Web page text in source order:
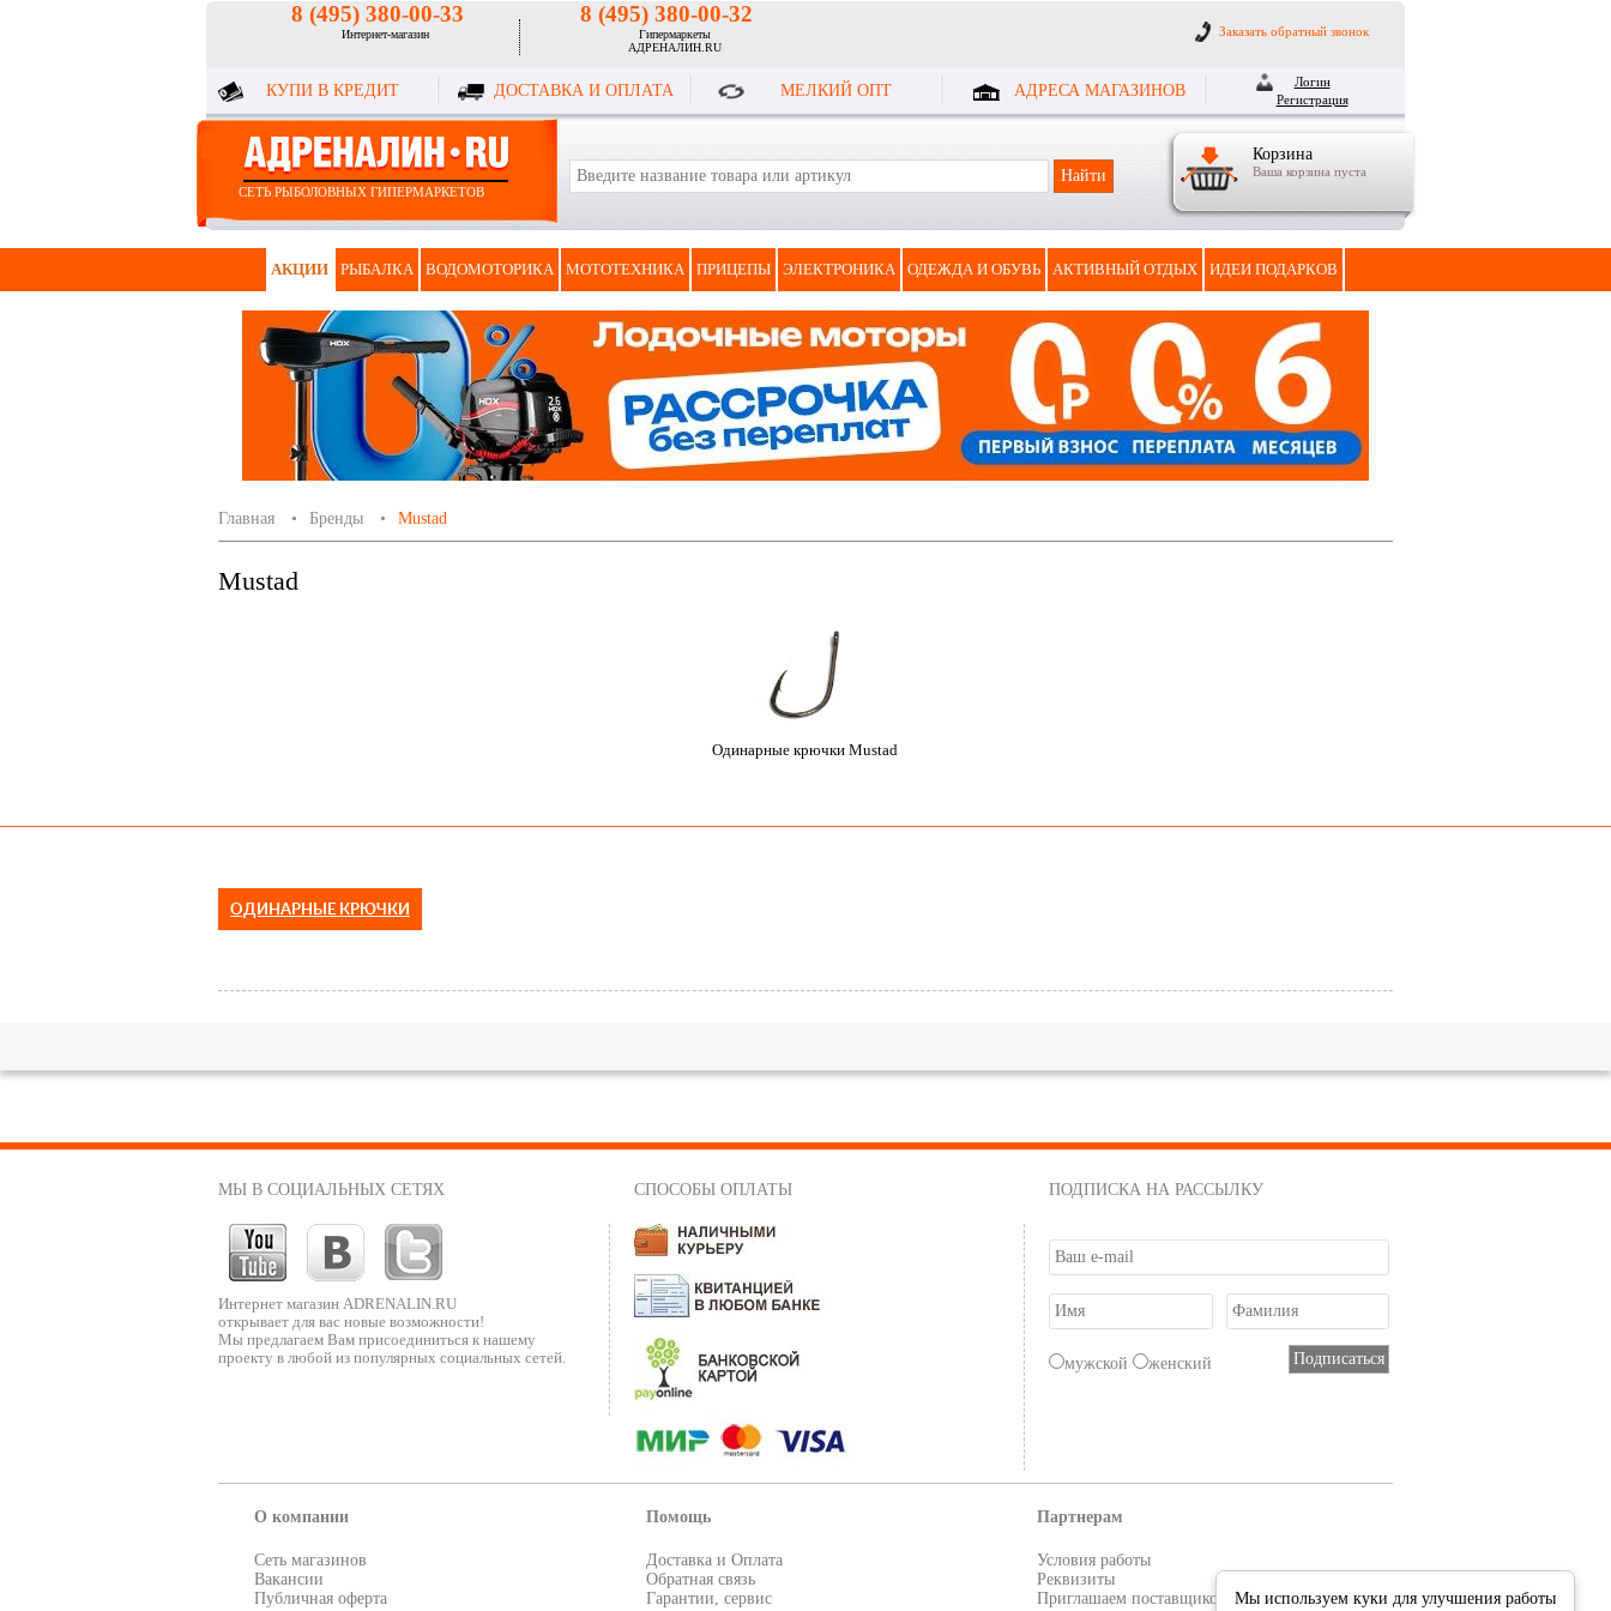
8 (495) 380-00-33
Интернет-магазин
8 (495) 380-00-32
Гипермаркеты
АДРЕНАЛИН.RU
Заказать обратный звонок
КУПИ В КРЕДИТ ДОСТАВКА И ОПЛАТА МЕЛКИЙ ОПТ АДРЕСА МАГАЗИНОВ
Логин
Регистрация
Корзина
Ваша корзина пуста
СЕТЬ РЫБОЛОВНЫХ ГИПЕРМАРКЕТОВ
АКЦИИ РЫБАЛКА ВОДОМОТОРИКА МОТОТЕХНИКА ПРИЦЕПЫ ЭЛЕКТРОНИКА ОДЕЖДА И ОБУВЬ АКТИВНЫЙ ОТДЫХ ИДЕИ ПОДАРКОВ
Главная Бренды Mustad
Mustad
Одинарные крючки Mustad
ОДИНАРНЫЕ КРЮЧКИ
МЫ В СОЦИАЛЬНЫХ СЕТЯХ
Интернет магазин ADRENALIN.RU
открывает для вас новые возможности!
Мы предлагаем Вам присоединиться к нашему
проекту в любой из популярных социальных сетей.
СПОСОБЫ ОПЛАТЫ ПОДПИСКА НА РАССЫЛКУ
мужской женский
О компании
Сеть магазинов
Вакансии
Публичная оферта
Помощь
Доставка и Оплата
Обратная связь
Гарантии, сервис
Партнерам
Условия работы
Реквизиты
Приглашаем поставщиков
Мы используем куки для улучшения работы